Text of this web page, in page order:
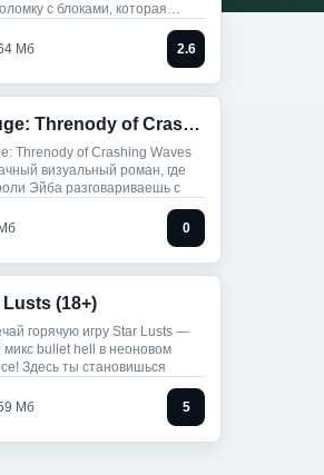
с блоками, которая
Мб 2.6
Deluge: Threnody of Crashing Waves (Полная версия)
Threnody of Crashing Waves
визуальный роман, где
Эйба разговариваешь с
0
(18+)
горячую игру Star Lusts —
микс bullet hell в неоновом
Здесь ты становишься
Мб 5